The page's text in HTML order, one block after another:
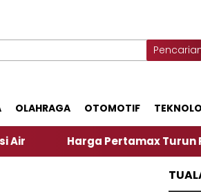
OLAHRAGA OTOMOTIF
Pertamax Turun Per Hari Ini,